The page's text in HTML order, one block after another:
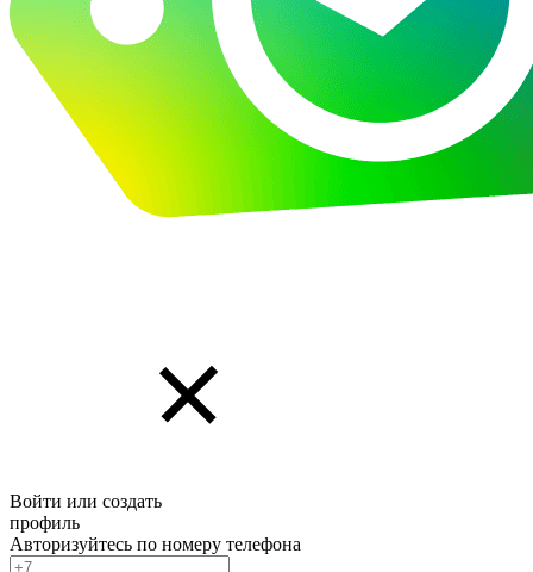
Войти или создать
профиль
Авторизуйтесь по номеру телефона